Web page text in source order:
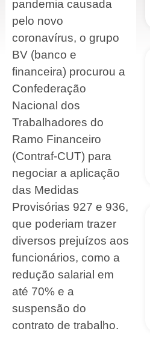
pandemia causada
pelo novo
coronavírus, o grupo
BV (banco e
financeira) procurou a
Confederação
Nacional dos
Trabalhadores do
Ramo Financeiro
(Contraf-CUT) para
negociar a aplicação
das Medidas
Provisórias 927 e 936,
que poderiam trazer
diversos prejuízos aos
funcionários, como a
redução salarial em
até 70% e a
suspensão do
contrato de trabalho.